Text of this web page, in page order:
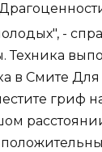
-
Техника
в Смите
гриф